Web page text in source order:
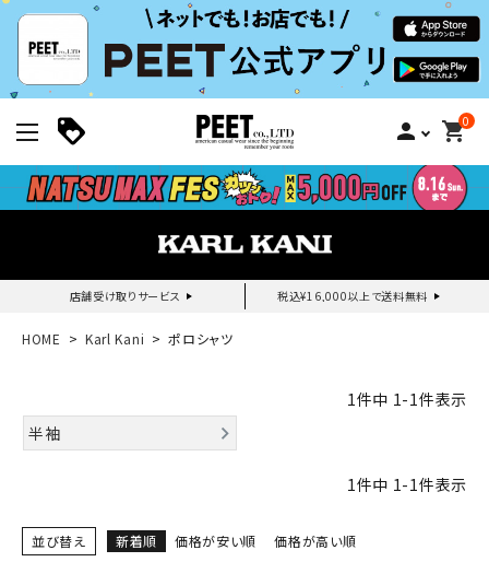
person 0
shopping_cart
店舗受け取りサービス 税込¥16,000以上で送料無料
新規会員登録｜ログイン
ブランドメニュー
HOME Karl Kani ポロシャツ
1件中 1-1件表示
半袖
1件中 1-1件表示
並び替え 新着順 価格が安い順 価格が高い順